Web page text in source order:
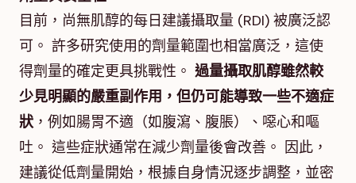
目前，尚無肌醇的每日建議攝取量 (RDI) 被廣泛認
可。 許多研究使用的劑量範圍也相當廣泛，這使
得劑量的確定更具挑戰性。 過量攝取肌醇雖然較
少見明顯的嚴重副作用，但仍可能導致一些不適症
狀，例如腸胃不適（如腹瀉、腹脹）、噁心和嘔
吐。 這些症狀通常在減少劑量後會改善。 因此，
建議從低劑量開始，根據自身情況逐步調整，並密